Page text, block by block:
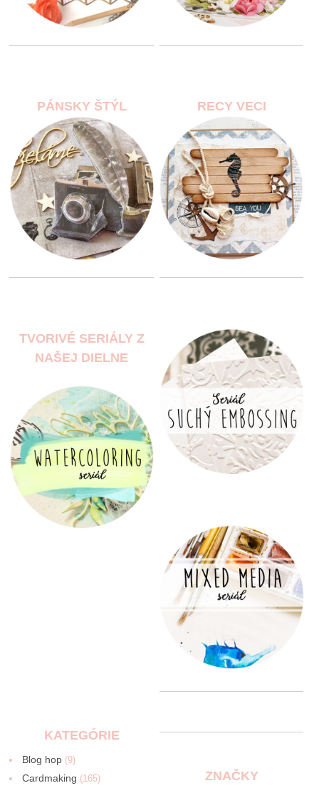
PÁNSKY ŠTÝL RECY VECI
TVORIVÉ SERIÁLY Z
NAŠEJ DIELNE
KATEGÓRIE
Blog hop (9)
Cardmaking (165) ZNAČKY